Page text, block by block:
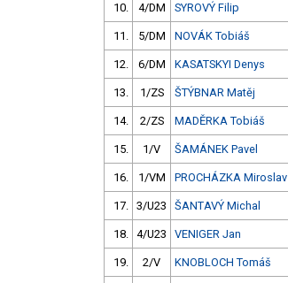
10. 4/DM SYROVÝ Filip
11. 5/DM NOVÁK Tobiáš
12. 6/DM KASATSKYI Denys
13. 1/ZS ŠTÝBNAR Matěj
14. 2/ZS MADĚRKA Tobiáš
15. 1/V ŠAMÁNEK Pavel
16. 1/VM PROCHÁZKA Miroslav
17. 3/U23 ŠANTAVÝ Michal
18. 4/U23 VENIGER Jan
19. 2/V KNOBLOCH Tomáš